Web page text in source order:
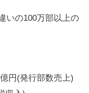
いの100万部以上の
円(発行部数売上)